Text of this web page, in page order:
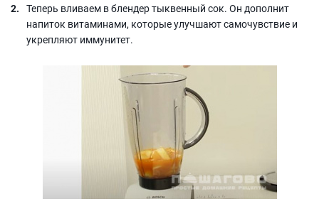
Теперь вливаем в блендер тыквенный сок. Он дополнит
напиток витаминами, которые улучшают самочувствие и
укрепляют иммунитет.